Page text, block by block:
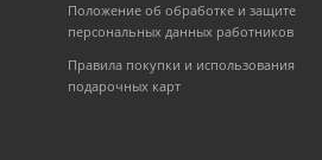
Положение об обработке и защите
персональных данных работников
Правила покупки и использования
подарочных карт